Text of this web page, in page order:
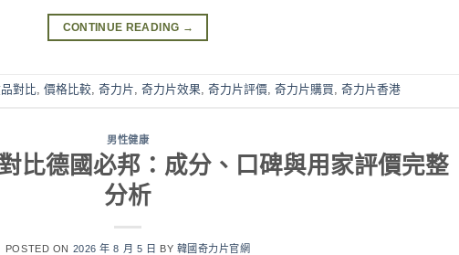
CONTINUE READING →
對比, 價格比較, 奇力片, 奇力片效果, 奇力片評價, 奇力片購買, 奇力片香港
男性健康
比德國必邦：成分、口碑與用家評價完整
分析
POSTED ON 2026 年 8 月 5 日 BY 韓國奇力片官網